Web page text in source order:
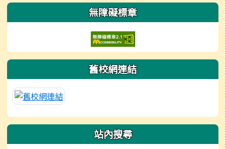
左邊區域內容 無障礙標章
舊校網連結
站內搜尋